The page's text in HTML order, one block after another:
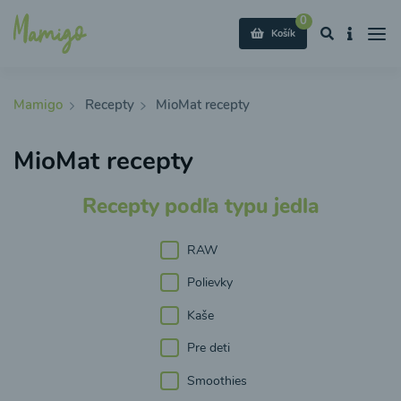
0
Košík
Mamigo Recepty MioMat recepty
MioMat recepty
Recepty podľa typu jedla
RAW
Polievky
Kaše
Pre deti
Smoothies